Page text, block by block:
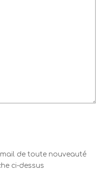
de toute nouveauté
ci-dessus